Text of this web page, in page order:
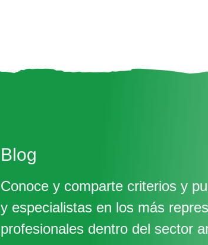
Blog
Conoce y comparte criterios y
y especialistas en los más
profesionales dentro del sector